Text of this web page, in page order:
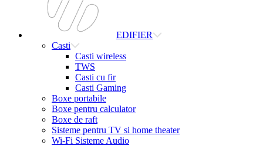
EDIFIER
Casti
Casti wireless
TWS
Casti cu fir
Casti Gaming
Boxe portabile
Boxe pentru calculator
Boxe de raft
Sisteme pentru TV si home theater
Wi-Fi Sisteme Audio